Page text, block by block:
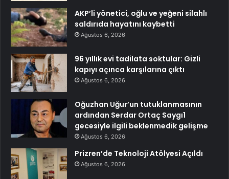
AKP’li yönetici, oğlu ve yeğeni silahlı
saldırıda hayatını kaybetti
Ağustos 6, 2026
96 yıllık evi tadilata soktular: Gizli
kapıyı açınca karşılarına çıktı
Ağustos 6, 2026
Oğuzhan Uğur’un tutuklanmasının
ardından Serdar Ortaç Saygı1
gecesiyle ilgili beklenmedik gelişme
Ağustos 6, 2026
Prizren’de Teknoloji Atölyesi Açıldı
Ağustos 6, 2026